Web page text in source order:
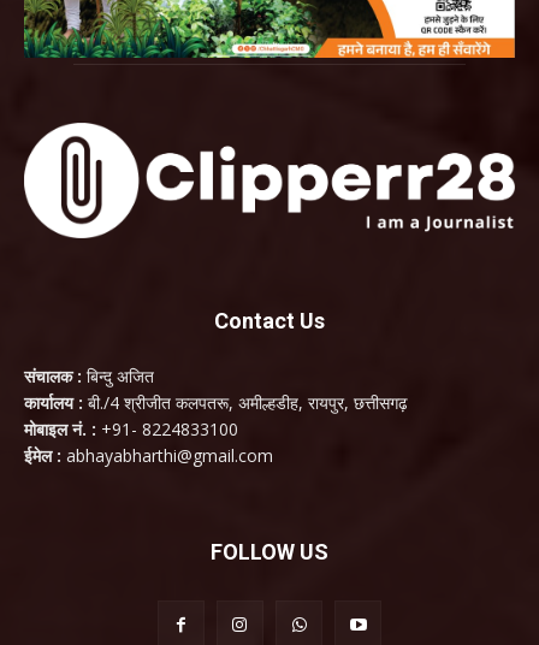
Contact Us
संचालक : बिन्दु अजित
कार्यालय : बी./4 श्रीजीत कलपतरू, अमील्हडीह, रायपुर, छत्तीसगढ़
मोबाइल नं. : +91- 8224833100
ईमेल : abhayabharthi@gmail.com
FOLLOW US